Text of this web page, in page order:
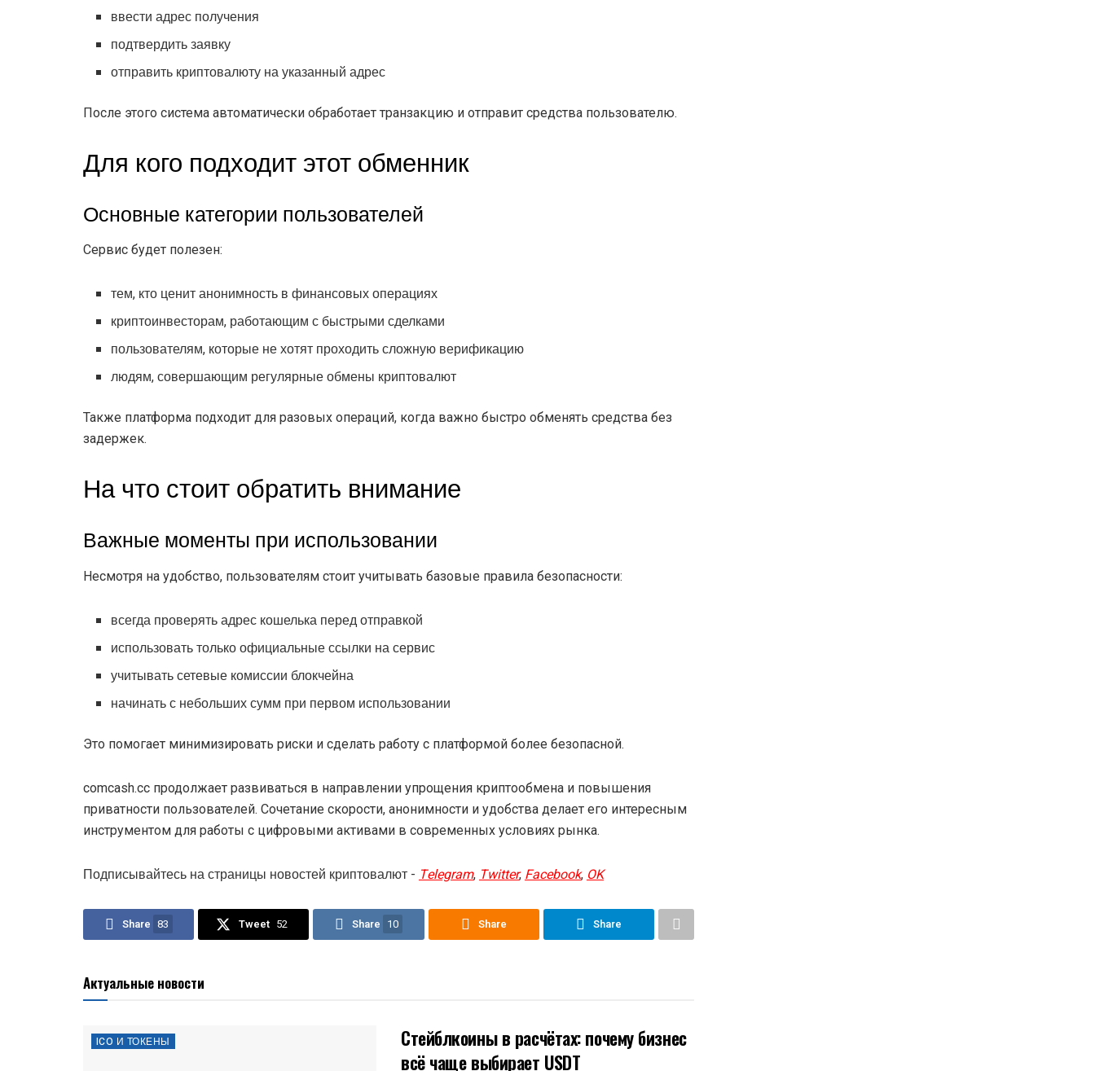
ввести адрес получения
подтвердить заявку
отправить криптовалюту на указанный адрес
После этого система автоматически обработает транзакцию и отправит средства пользователю.
Для кого подходит этот обменник
Основные категории пользователей
Сервис будет полезен:
тем, кто ценит анонимность в финансовых операциях
криптоинвесторам, работающим с быстрыми сделками
пользователям, которые не хотят проходить сложную верификацию
людям, совершающим регулярные обмены криптовалют
Также платформа подходит для разовых операций, когда важно быстро обменять средства без
задержек.
На что стоит обратить внимание
Важные моменты при использовании
Несмотря на удобство, пользователям стоит учитывать базовые правила безопасности:
всегда проверять адрес кошелька перед отправкой
использовать только официальные ссылки на сервис
учитывать сетевые комиссии блокчейна
начинать с небольших сумм при первом использовании
Это помогает минимизировать риски и сделать работу с платформой более безопасной.
comcash.cc продолжает развиваться в направлении упрощения криптообмена и повышения
приватности пользователей. Сочетание скорости, анонимности и удобства делает его интересным
инструментом для работы с цифровыми активами в современных условиях рынка.
Подписывайтесь на страницы новостей криптовалют - Telegram, Twitter, Facebook, OK
Share 83 Tweet 52 Share 10 Share Share
Актуальные новости
ICO И ТОКЕНЫ
Стейблкоины в расчётах: почему бизнес
всё чаще выбирает USDT